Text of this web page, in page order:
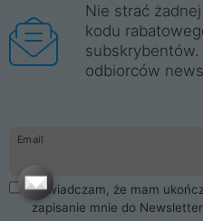
Nie strać
kodu
subskrybentów.
odbiorców
Email
Oświadczam, że mam
zapisanie mnie do